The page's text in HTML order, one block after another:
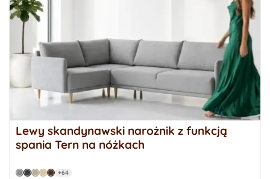
Lewy skandynawski narożnik z funkcją
spania Tern na nóżkach
+64